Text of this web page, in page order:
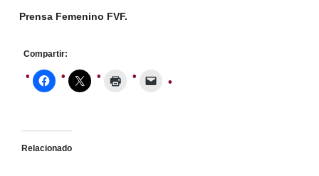
Prensa Femenino FVF.
Compartir:
Relacionado